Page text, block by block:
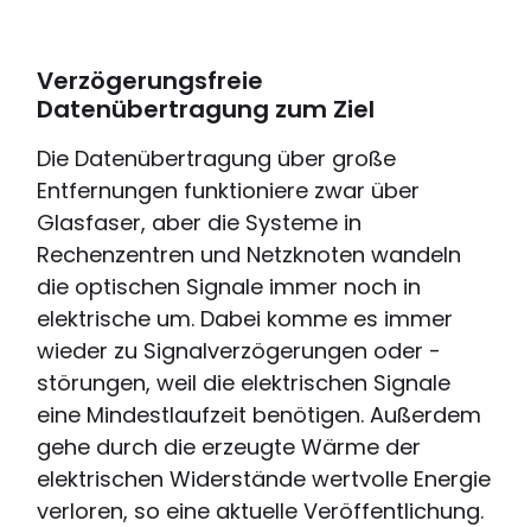
Verzögerungsfreie
Datenübertragung zum Ziel
Die Datenübertragung über große
Entfernungen funktioniere zwar über
Glasfaser, aber die Systeme in
Rechenzentren und Netzknoten wandeln
die optischen Signale immer noch in
elektrische um. Dabei komme es immer
wieder zu Signalverzögerungen oder -
störungen, weil die elektrischen Signale
eine Mindestlaufzeit benötigen. Außerdem
gehe durch die erzeugte Wärme der
elektrischen Widerstände wertvolle Energie
verloren, so eine aktuelle Veröffentlichung.